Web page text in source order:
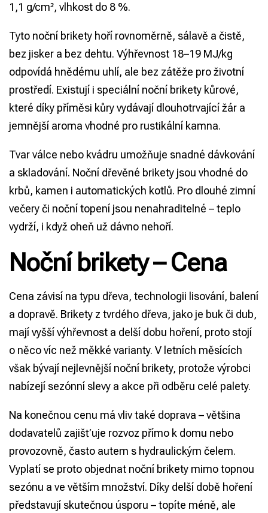
1,1 g/cm³, vlhkost do 8 %.
Tyto noční brikety hoří rovnoměrně, sálavě a čistě,
bez jisker a bez dehtu. Výhřevnost 18–19 MJ/kg
odpovídá hnědému uhlí, ale bez zátěže pro životní
prostředí. Existují i speciální noční brikety kůrové,
které díky příměsi kůry vydávají dlouhotrvající žár a
jemnější aroma vhodné pro rustikální kamna.
Tvar válce nebo kvádru umožňuje snadné dávkování
a skladování. Noční dřevěné brikety jsou vhodné do
krbů, kamen i automatických kotlů. Pro dlouhé zimní
večery či noční topení jsou nenahraditelné – teplo
vydrží, i když oheň už dávno nehoří.
Noční brikety – Cena
Cena závisí na typu dřeva, technologii lisování, balení
a dopravě. Brikety z tvrdého dřeva, jako je buk či dub,
mají vyšší výhřevnost a delší dobu hoření, proto stojí
o něco víc než měkké varianty. V letních měsících
však bývají nejlevnější noční brikety, protože výrobci
nabízejí sezónní slevy a akce při odběru celé palety.
Na konečnou cenu má vliv také doprava – většina
dodavatelů zajišťuje rozvoz přímo k domu nebo
provozovně, často autem s hydraulickým čelem.
Vyplatí se proto objednat noční brikety mimo topnou
sezónu a ve větším množství. Díky delší době hoření
představují skutečnou úsporu – topíte méně, ale